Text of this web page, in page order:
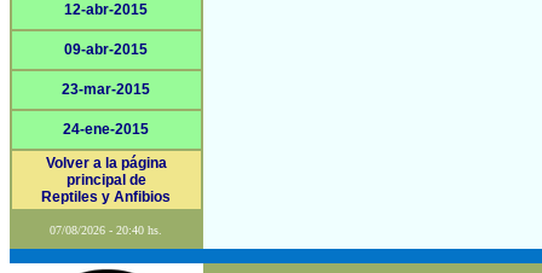
12-abr-2015
09-abr-2015
23-mar-2015
24-ene-2015
Volver a la página
principal de
Reptiles y Anfibios
07/08/2026 - 20:40 hs.